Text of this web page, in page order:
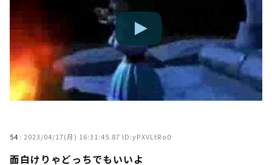
54 : 2023/04/17(月) 16:31:45.87 ID:yPXVLtRo0
面白けりゃどっちでもいいよ